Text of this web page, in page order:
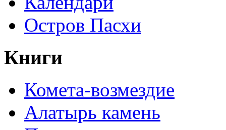
Остров Пасхи
Книги
Комета-возмездие
Алатырь камень